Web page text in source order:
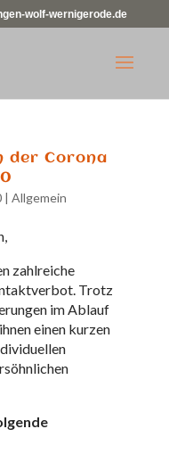
wolf-wernigerode.de
der Corona
| Allgemein
zahlreiche
Trotz
im Ablauf
einen kurzen